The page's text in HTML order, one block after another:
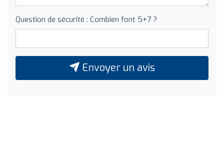
Question de sécurité : Combien font 5+7 ?
Envoyer un avis